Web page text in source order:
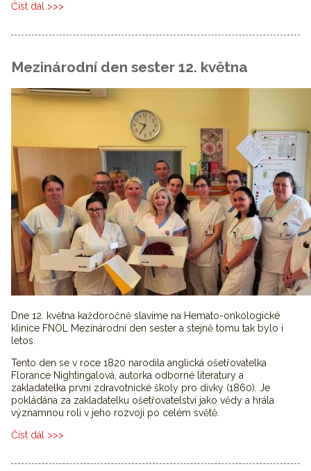
Číst dál
Exhibiční utkání FC Kozlovice - FC Baník Ostrava Stará
Mezinárodní den sester 12. května
Dne 12. května každoročně slavíme na Hemato-onkologické
klinice FNOL Mezinárodní den sester a stejně tomu tak bylo i
letos.
Tento den se v roce 1820 narodila anglická ošetřovatelka
Florance Nightingalová, autorka odborné literatury a
zakladatelka první zdravotnické školy pro dívky (1860). Je
pokládána za zakladatelku ošetřovatelství jako vědy a hrála
významnou roli v jeho rozvoji po celém světě.
Číst dál Mezinárodní den sester 12. května